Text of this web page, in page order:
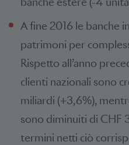
A fine 2016 le banche
patrimoni per
Rispetto all’anno
clienti nazionali sono
miliardi (+3,6%),
sono diminuiti di CHF
termini netti ciò